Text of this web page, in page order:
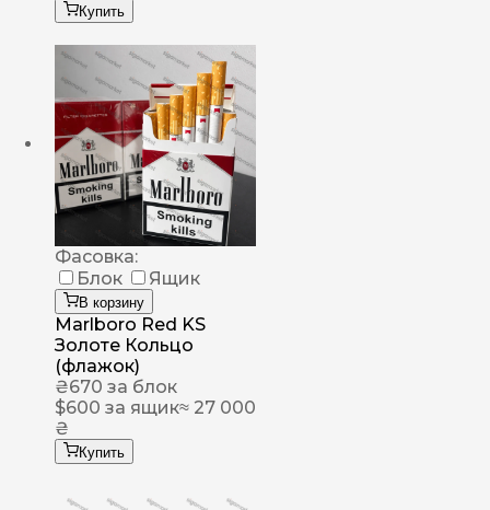
Купить
Фасовка:
Блок
Ящик
В корзину
Marlboro Red KS
Золоте Кольцо
(флажок)
₴670 за блок
$600 за ящик≈ 27 000
₴
Купить